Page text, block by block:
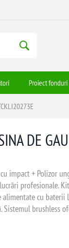
Proiect
DE
impact + Polizor
profesionale.
cu baterii
brushless